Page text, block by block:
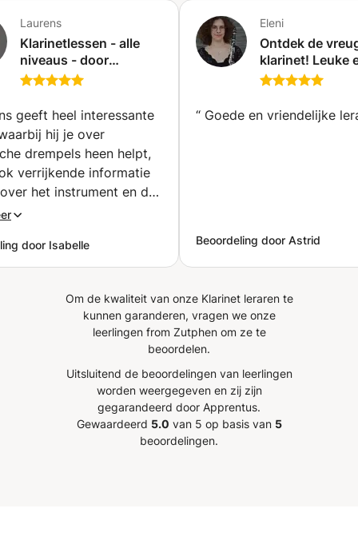
en dit zowel in een symfonische als harmonische
orkestbezetting. Hij volgt directielessen bij Kristiina
Posska (chef-dirigent Symfonieorkest Vlaanderen), Bart
Picqueur (componist en dirigent) en Dimitri Bracke
(dirigent) en is zelf actief als vaste dirigent bij de
freelance bij diverse andere verenigingen.
Laurens
Klarinetlessen - alle
niveaus - door
professioneel
geeft heel interessante
hij je over
drempels heen helpt,
verrijkende informatie
het instrument en de
context van de stukjes
naar meer wat de
ongetwijfeld ten
door Isabelle
Eleni
Ontdek de
klarinet! Leuke
persoonlijke
leeftijden
“ Goede en vriendelijke
Beoordeling door Astrid
Om de kwaliteit van onze Klarinet leraren te
kunnen garanderen, vragen we onze
leerlingen from Zutphen om ze te
beoordelen.
Uitsluitend de beoordelingen van leerlingen
worden weergegeven en zij zijn
gegarandeerd door Apprentus.
Gewaardeerd 5.0 van 5 op basis van 5
beoordelingen.